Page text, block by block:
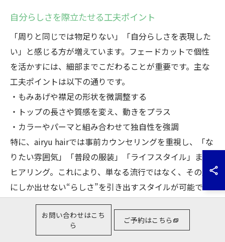
自分らしさを際立たせる工夫ポイント
「周りと同じでは物足りない」「自分らしさを表現した
い」と感じる方が増えています。フェードカットで個性
を活かすには、細部までこだわることが重要です。主な
工夫ポイントは以下の通りです。
・もみあげや襟足の形状を微調整する
・トップの長さや質感を変え、動きをプラス
・カラーやパーマと組み合わせて独自性を強調
特に、airyu hairでは事前カウンセリングを重視し、「な
りたい雰囲気」「普段の服装」「ライフスタイル」まで
ヒアリング。これにより、単なる流行ではなく、その人
にしか出せない“らしさ”を引き出すスタイルが可能で
す。失敗例として、自己主張が強すぎたり、手入れが難
しいデザインを選ぶと満足度が下がることも。慎重な打
ち合わせが成功への近道です。
お問い合わせはこち
ら
ご予約はこちら